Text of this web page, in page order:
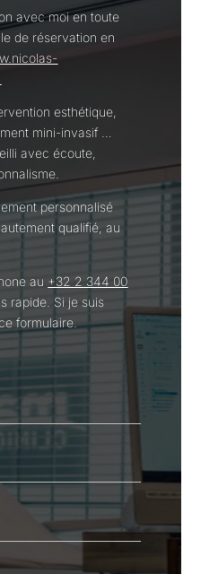
avec moi en toute
de réservation en
esthétique,
mini-invasif …
avec écoute,
personnalisé
qualifié, au
au +32 2 344 00
rapide. Si je suis
formulaire.